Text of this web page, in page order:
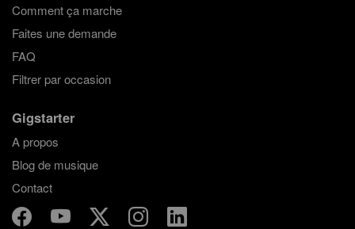
Comment ça marche
Faites une demande
FAQ
Filtrer par occasion
Gigstarter
A propos
Blog de musique
Contact